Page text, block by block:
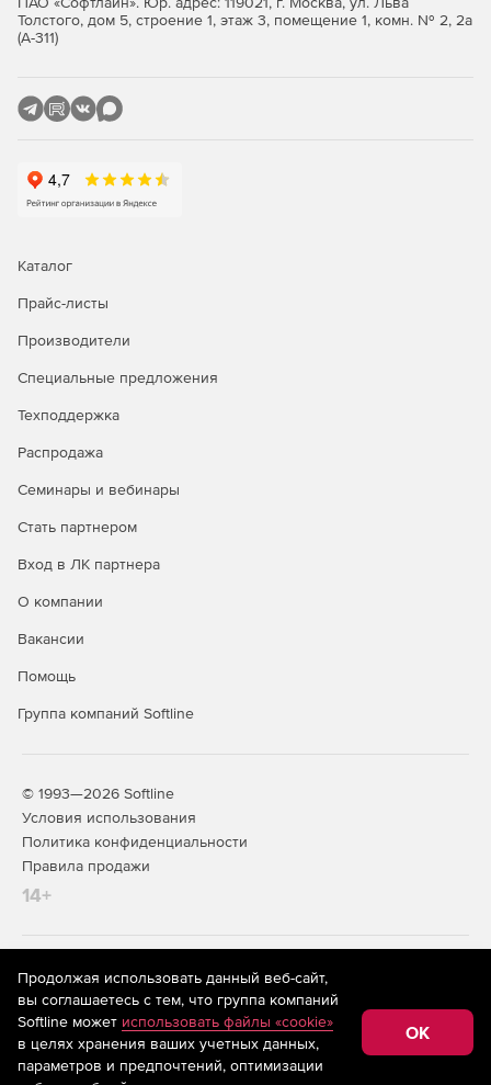
Толстого, дом 5, строение 1, этаж 3, помещение 1, комн. № 2, 2а
(А-311)
Каталог
Прайс-листы
Производители
Специальные предложения
Техподдержка
Распродажа
Семинары и вебинары
Стать партнером
Вход в ЛК партнера
О компании
Вакансии
Помощь
Группа компаний Softline
© 1993—2026 Softline
Условия использования
Политика конфиденциальности
Правила продажи
14+
На информационном ресурсе store.softline.ru применяются
рекомендательные технологии
(информационные технологии
предоставления информации на основе сбора,
систематизации и анализа сведений, относящихся к
предпочтениям пользователей сети «Интернет»,
находящихся на территории Российской Федерации)
Продолжая использовать данный веб-сайт,
вы соглашаетесь с тем, что группа компаний
Softline может использовать файлы «cookie»
в целях хранения ваших учетных данных,
параметров и предпочтений, оптимизации
OK